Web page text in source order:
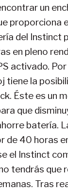
un
proporciona
del Instinct
en pleno
activado.
tiene la
Éste es un
que
batería.
de 40 horas
el Instinct
tendrás que
Tras